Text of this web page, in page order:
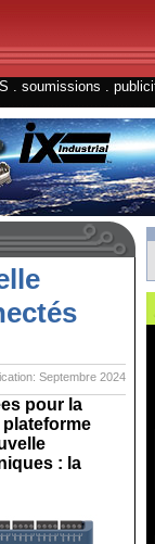
soumissions
Septembre 2024
pour la
: la